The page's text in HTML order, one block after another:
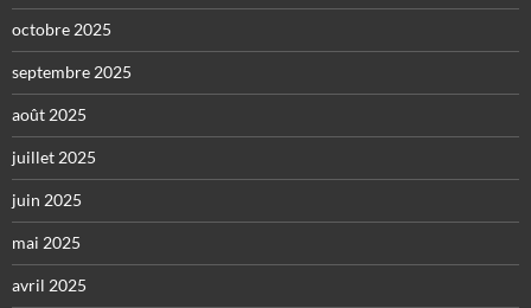
octobre 2025
septembre 2025
août 2025
juillet 2025
juin 2025
mai 2025
avril 2025